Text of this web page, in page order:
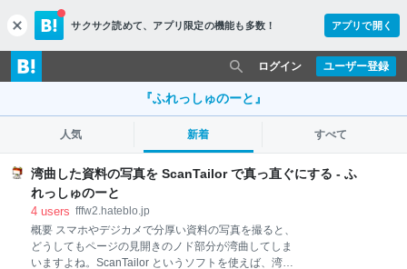
c
l
o
s
サクサク読めて、 アプリ限定の機能も多数！ アプリで開く
ユーザー登録
ログイン
『ふれっしゅのーと』
人気 新着 すべて
湾曲した資料の写真を ScanTailor で真っ直ぐにする - ふ
れっしゅのーと
4 users fffw2.hateblo.jp
概要 スマホやデジカメで分厚い資料の写真を撮ると、
どうしてもページの見開きのノド部分が湾曲してしま
いますよね。ScanTailor というソフトを使えば、湾曲